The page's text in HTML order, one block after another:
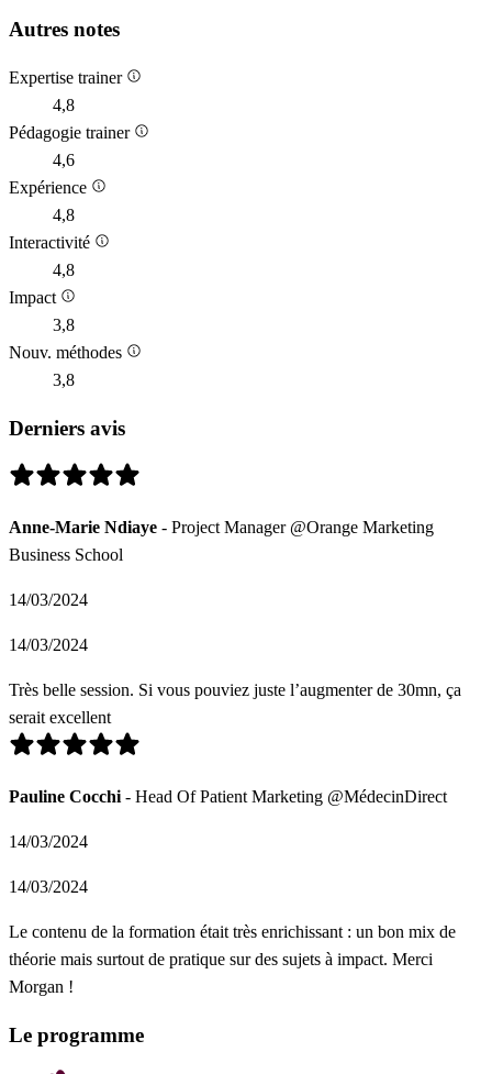
Autres notes
Expertise trainer
4,8
Pédagogie trainer
4,6
Expérience
4,8
Interactivité
4,8
Impact
3,8
Nouv. méthodes
3,8
Derniers avis
Anne-Marie Ndiaye - Project Manager @Orange Marketing
Business School
14/03/2024
14/03/2024
Très belle session. Si vous pouviez juste l’augmenter de 30mn, ça
serait excellent
Pauline Cocchi - Head Of Patient Marketing @MédecinDirect
14/03/2024
14/03/2024
Le contenu de la formation était très enrichissant : un bon mix de
théorie mais surtout de pratique sur des sujets à impact. Merci
Morgan !
Le programme